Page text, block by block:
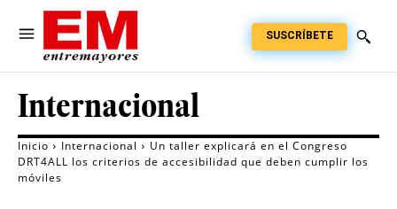
SUSCRÍBETE
Internacional
Inicio Internacional
Un taller explicará en el Congreso
DRT4ALL los criterios de accesibilidad que deben cumplir los
móviles